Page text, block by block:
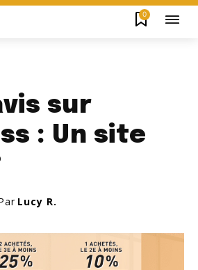
0
sur
: Un site
Lucy R.